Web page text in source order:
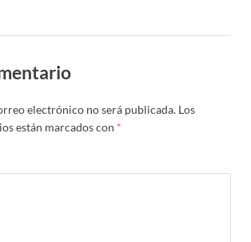
electrónico no será publicada. Los
están marcados con *